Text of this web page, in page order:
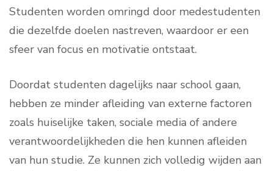
Studenten worden omringd door medestudenten
die dezelfde doelen nastreven, waardoor er een
sfeer van focus en motivatie ontstaat.
Doordat studenten dagelijks naar school gaan,
hebben ze minder afleiding van externe factoren
zoals huiselijke taken, sociale media of andere
verantwoordelijkheden die hen kunnen afleiden
van hun studie. Ze kunnen zich volledig wijden aan